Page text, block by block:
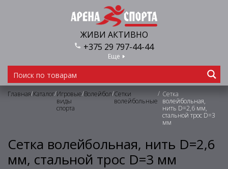
ЖИВИ АКТИВНО
+375 29 797-44-44
Еще
Главная/Каталог/Игровые
виды
спорта
/Волейбол/Сетки
волейбольные
/ Сетка
волейбольная,
нить D=2,6 мм,
стальной трос D=3
мм
Сетка волейбольная, нить D=2,6
мм, стальной трос D=3 мм